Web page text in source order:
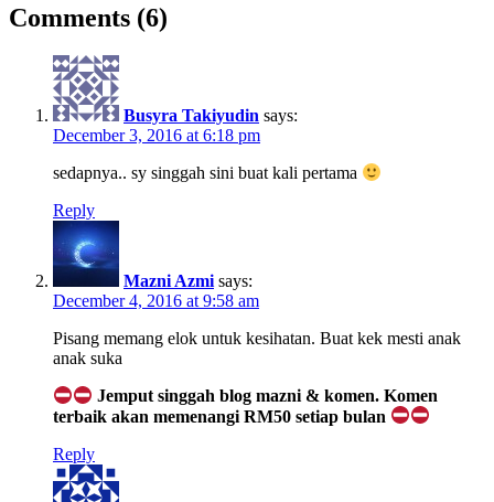
Comments (6)
Busyra Takiyudin says:
December 3, 2016 at 6:18 pm
sedapnya.. sy singgah sini buat kali pertama
Reply
Mazni Azmi says:
December 4, 2016 at 9:58 am
Pisang memang elok untuk kesihatan. Buat kek mesti anak
anak suka
Jemput singgah blog mazni & komen. Komen
terbaik akan memenangi RM50 setiap bulan
Reply